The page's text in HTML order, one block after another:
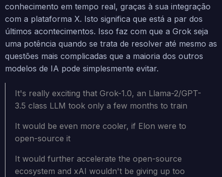
conhecimento em tempo real, graças à sua integração
com a plataforma X. Isto significa que está a par dos
últimos acontecimentos. Isso faz com que a Grok seja
uma potência quando se trata de resolver até mesmo as
questões mais complicadas que a maioria dos outros
modelos de IA pode simplesmente evitar.
It's really exciting that Grok-1.0, an Llama-2/GPT-
3.5 class LLM took only a few months to train
It would be even more cooler, if Elon were to
open-source it
It would further accelerate the open-source
ecosystem and xAI wouldn't be giving up too